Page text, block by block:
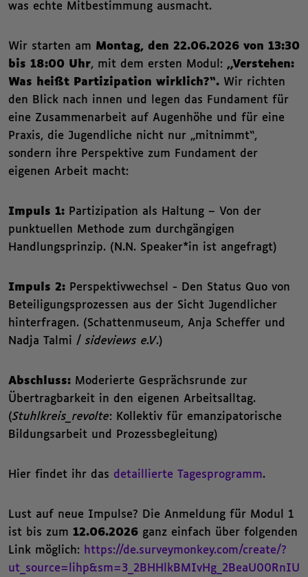
was echte Mitbestimmung ausmacht.
Wir starten am Montag, den 22.06.2026 von 13:30
bis 18:00 Uhr, mit dem ersten Modul: „Verstehen:
Was heißt Partizipation wirklich?“. Wir richten
den Blick nach innen und legen das Fundament für
eine Zusammenarbeit auf Augenhöhe und für eine
Praxis, die Jugendliche nicht nur „mitnimmt“,
sondern ihre Perspektive zum Fundament der
eigenen Arbeit macht:
Impuls 1: Partizipation als Haltung – Von der
punktuellen Methode zum durchgängigen
Handlungsprinzip. (N.N. Speaker*in ist angefragt)
Impuls 2: Perspektivwechsel - Den Status Quo von
Beteiligungsprozessen aus der Sicht Jugendlicher
hinterfragen. (Schattenmuseum, Anja Scheffer und
Nadja Talmi / sideviews e.V.)
Abschluss: Moderierte Gesprächsrunde zur
Übertragbarkeit in den eigenen Arbeitsalltag.
(Stuhlkreis_revolte: Kollektiv für emanzipatorische
Bildungsarbeit und Prozessbegleitung)
Hier findet ihr das detaillierte Tagesprogramm.
Lust auf neue Impulse? Die Anmeldung für Modul 1
ist bis zum 12.06.2026 ganz einfach über folgenden
Link möglich: https://de.surveymonkey.com/create/?
ut_source=lihp&sm=3_2BHHlkBMIvHg_2BeaU00RnIU